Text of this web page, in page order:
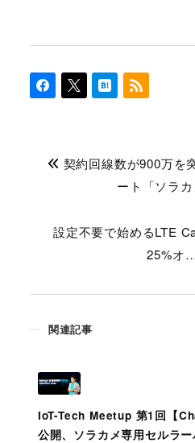
関連記事
IoT-Tech Meetup 第1回【
公開、ソラカメ専用セルラ
契約回線数が900万を
ート「ソラ
設定不要で始めるLTE
25%オ